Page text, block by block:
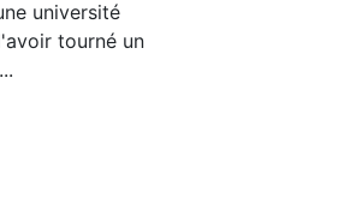
université
tourné un